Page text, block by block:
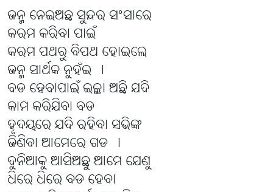
ଜନ୍ମ ନେଇଅଛ ସୁନ୍ଦର ସଂସାରେ
କରମ କରିବା ପାଇଁ
କରମ ପଥରୁ ବିପଥ ହୋଇଲେ
ଜନ୍ମ ସାର୍ଥକ ନୁହଁଇ ।
ବଡ ହେବାପାଇଁ ଇଚ୍ଛା ଅଛି ଯଦି
କାମ କରିଯିବା ବଡ
ହୃଦୟରେ ଯଦି ରହିବା ସଭିଙ୍କ
ଜିଣିବା ଆମେରେ ଗଡ ।
ଦୁନିଆକୁ ଆସିଅଛୁ ଆମେ ଯେଣୁ
ଧିରେ ଧିରେ ବଡ ହେବା